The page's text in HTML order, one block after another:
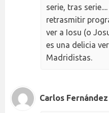
serie, tras
retrasmitir
ver a Iosu (o
es una delicia
Madridistas.
Carlos Fernández